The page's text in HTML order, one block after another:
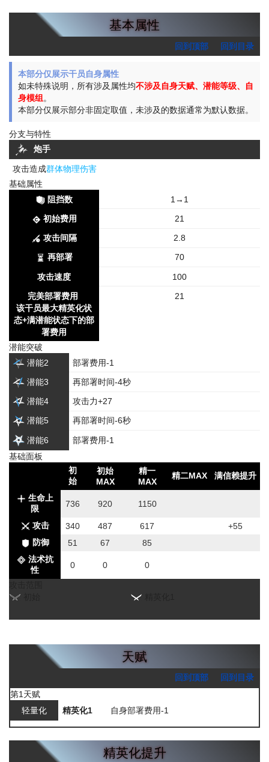
基本属性
回到顶部 回到目录
本部分仅展示干员自身属性
如未特殊说明，所有涉及属性均不涉及自身天赋、潜能等级、自
身模组。
本部分仅展示部分非固定取值，未涉及的数据通常为默认数据。
分支与特性
炮手
攻击造成群体物理伤害
基础属性
阻挡数
1→1
初始费用 21
攻击间隔 2.8
再部署 70
攻击速度 100
完美部署费用
该干员最大精英化状
态+满潜能状态下的部
署费用
21
潜能突破
潜能2
部署费用-1
潜能3 再部署时间-4秒
潜能4 攻击力+27
潜能5 再部署时间-6秒
潜能6
部署费用-1
基础面板
初
始
初始
MAX
精一
MAX
精二MAX 满信赖提升
生命上
限
736 920 1150
攻击 340 487 617
+55
防御
51 67
85
法术抗
性
0 0 0
天赋
回到顶部
回到目录
第1天赋
轻量化
精英化1 自身部署费用-1
精英化提升